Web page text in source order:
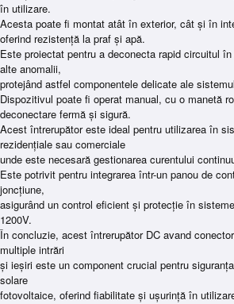
în utilizare.
Acesta poate fi montat atât în exterior, cât și în
oferind rezistență la praf și apă.
Este proiectat pentru a deconecta rapid circuitul
alte anomalii,
protejând astfel componentele delicate ale
Dispozitivul poate fi operat manual, cu o manetă
deconectare fermă și sigură.
Acest întrerupător este ideal pentru utilizarea în
rezidențiale sau comerciale
unde este necesară gestionarea curentului
Este potrivit pentru integrarea într-un panou de
joncțiune,
asigurând un control eficient și protecție în
1200V.
În concluzie, acest întrerupător DC avand
multiple intrări
și ieșiri este un component crucial pentru
solare
fotovoltaice, oferind fiabilitate și ușurință în